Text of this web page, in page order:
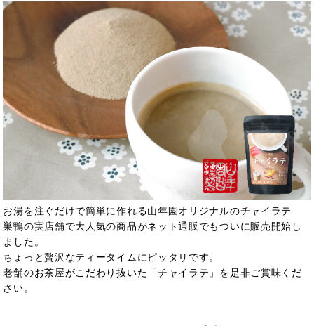
お湯を注ぐだけで簡単に作れる山年園オリジナルのチャイラテ
巣鴨の実店舗で大人気の商品がネット通販でもついに販売開始し
ました。
ちょっと贅沢なティータイムにピッタリです。
老舗のお茶屋がこだわり抜いた「チャイラテ」を是非ご賞味くだ
さい。